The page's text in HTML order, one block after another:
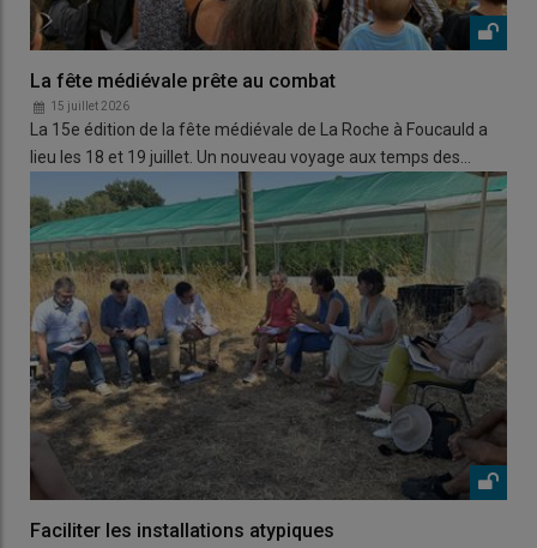
La fête médiévale prête au combat
15 juillet 2026
La 15e édition de la fête médiévale de La Roche à Foucauld a
lieu les 18 et 19 juillet. Un nouveau voyage aux temps des…
Faciliter les installations atypiques